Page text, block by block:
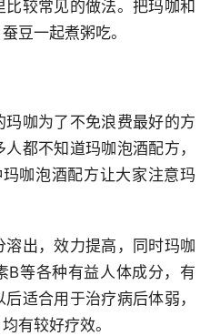
较常见的做法。把玛咖和
豆一起煮粥吃。
咖为了不免浪费最好的方
都不知道玛咖泡酒配方，
咖泡酒配方让大家注意玛
出，效力提高，同时玛咖
B等各种有益人体成分，有
适合用于治疗病后体弱，
有较好疗效。